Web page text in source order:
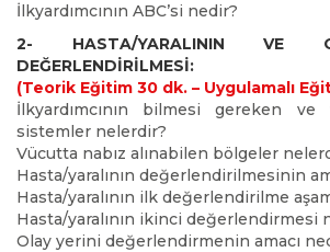
İlkyardımcının ABC’si nedir?
2- HASTA/YARALININ VE
DEĞERLENDİRİLMESİ:
(Teorik Eğitim 30 dk. – Uygulamalı
İlkyardımcının bilmesi gereken ve
sistemler nelerdir?
Vücutta nabız alınabilen bölgeler
Hasta/yaralının değerlendirilmesinin
Hasta/yaralının ilk değerlendirilme
Hasta/yaralının ikinci değerlendirmesi
Olay yerini değerlendirmenin amacı